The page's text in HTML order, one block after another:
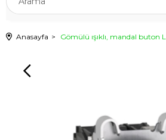
Anasayfa Gömülü ışıklı, mandal buton